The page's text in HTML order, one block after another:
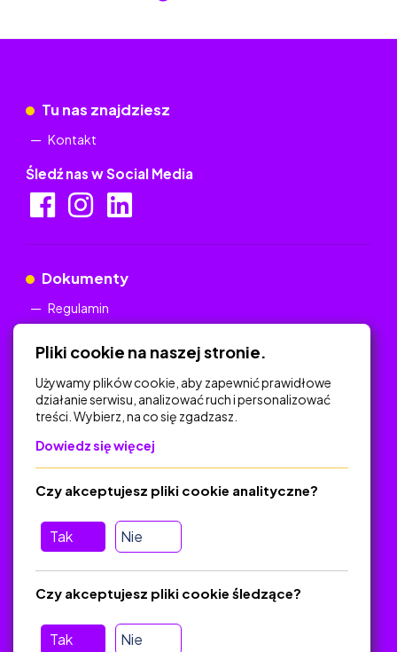
Tu nas znajdziesz
Kontakt
Śledź nas w Social Media
Dokumenty
Regulamin
Na skróty
Polityka Prywatności
O platformie
Baza materiałów dydaktycznych
Jak zostać autorem
Pliki cookie na naszej stronie.
Używamy plików cookie, aby zapewnić prawidłowe
działanie serwisu, analizować ruch i personalizować
treści. Wybierz, na co się zgadzasz.
Dowiedz się więcej
Tak Nie
Czy akceptujesz pliki cookie analityczne?
Tak Nie
Czy akceptujesz pliki cookie śledzące?